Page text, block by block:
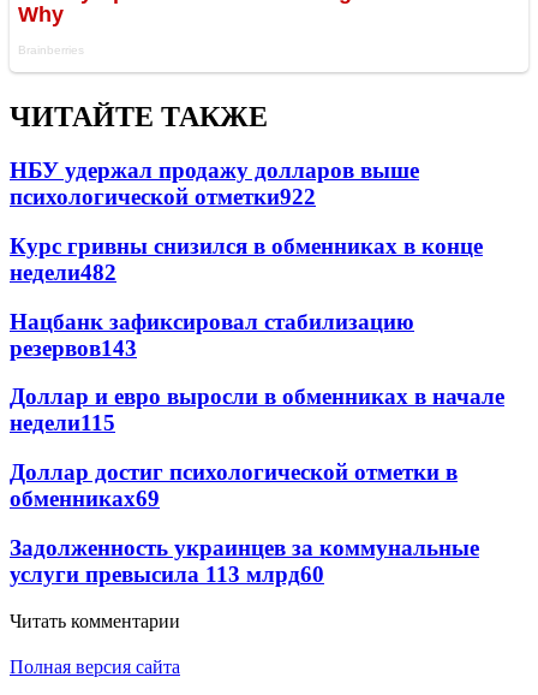
ЧИТАЙТЕ ТАКЖЕ
НБУ удержал продажу долларов выше
психологической отметки922
Курс гривны снизился в обменниках в конце
недели482
Нацбанк зафиксировал стабилизацию
резервов143
Доллар и евро выросли в обменниках в начале
недели115
Доллар достиг психологической отметки в
обменниках69
Задолженность украинцев за коммунальные
услуги превысила 113 млрд60
Читать комментарии
Полная версия сайта